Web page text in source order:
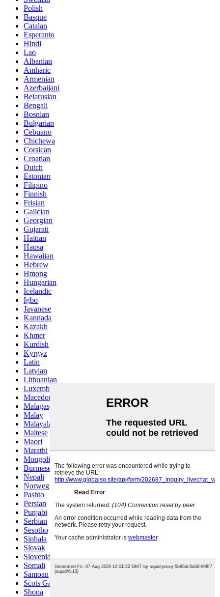
Polish
Basque
Catalan
Esperanto
Hindi
Lao
Albanian
Amharic
Armenian
Azerbaijani
Belarusian
Bengali
Bosnian
Bulgarian
Cebuano
Chichewa
Corsican
Croatian
Dutch
Estonian
Filipino
Finnish
Frisian
Galician
Georgian
Gujarati
Haitian
Hausa
Hawaiian
Hebrew
Hmong
Hungarian
Icelandic
Igbo
Javanese
Kannada
Kazakh
Khmer
Kurdish
Kyrgyz
Latin
Latvian
Lithuanian
Luxembou..
Macedonian
Malagasy
Malay
Malayalam
Maltese
Maori
Marathi
Mongolian
Burmese
Nepali
Norwegian
Pashto
Persian
Punjabi
Serbian
Sesotho
Sinhala
Slovak
Slovenian
Somali
Samoan
Scots Gaelic
Shona